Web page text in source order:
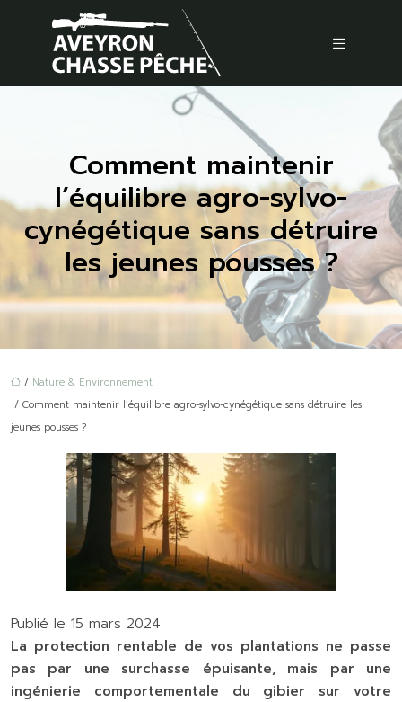
Comment maintenir
l’équilibre agro-sylvo-
cynégétique sans détruire
les jeunes pousses ?
/ Nature & Environnement
/ Comment maintenir l’équilibre agro-sylvo-cynégétique sans détruire les
jeunes pousses ?
Publié le 15 mars 2024
La protection rentable de vos plantations ne passe
pas par une surchasse épuisante, mais par une
ingénierie comportementale du gibier sur votre